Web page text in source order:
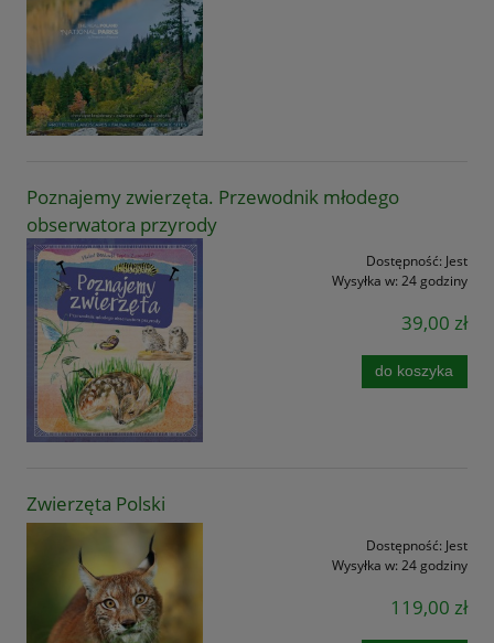
Poznajemy zwierzęta. Przewodnik młodego
obserwatora przyrody
Dostępność: Jest
Wysyłka w: 24 godziny
39,00 zł
do koszyka
Zwierzęta Polski
Dostępność: Jest
Wysyłka w: 24 godziny
119,00 zł